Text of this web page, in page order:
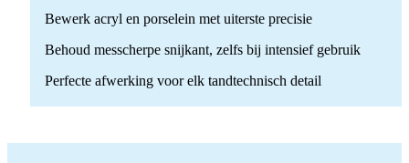
Bewerk acryl en porselein met uiterste precisie
Behoud messcherpe snijkant, zelfs bij intensief gebruik
Perfecte afwerking voor elk tandtechnisch detail